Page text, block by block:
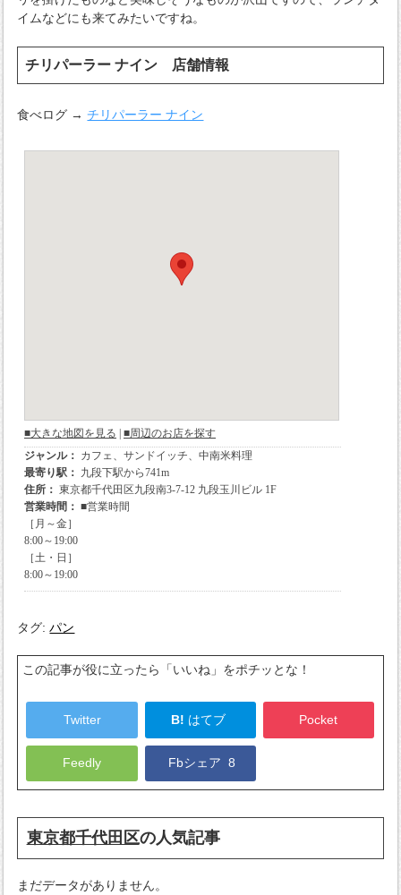
イムなどにも来てみたいですね。
チリパーラー ナイン 店舗情報
食べログ →チリパーラー ナイン
タグ:パン
この記事が役に立ったら「いいね」をポチッとな！
Twitter B! はてブ Pocket
Feedly Fbシェア8
東京都千代田区の人気記事
まだデータがありません。